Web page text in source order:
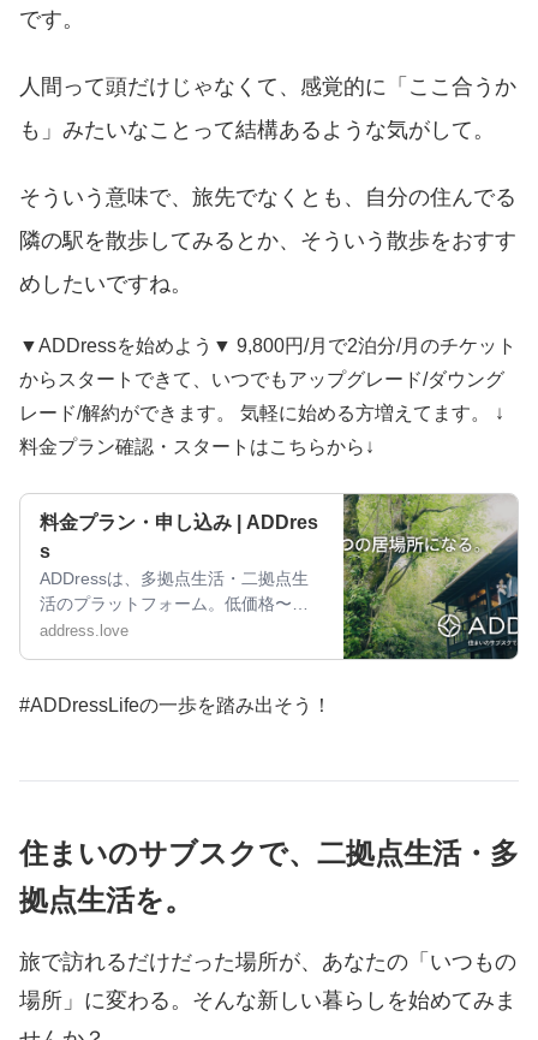
です。
人間って頭だけじゃなくて、感覚的に「ここ合うか
も」みたいなことって結構あるような気がして。
そういう意味で、旅先でなくとも、自分の住んでる
隣の駅を散歩してみるとか、そういう散歩をおすす
めしたいですね。
▼ADDressを始めよう▼ 9,800円/月で2泊分/月のチケット
からスタートできて、いつでもアップグレード/ダウング
レード/解約ができます。 気軽に始める方増えてます。 ↓
料金プラン確認・スタートはこちらから↓
料金プラン・申し込み | ADDres
s
ADDressは、多拠点生活・二拠点生
活のプラットフォーム。低価格〜充
実プランまで、複数のプランをご用
address.love
#ADDressLifeの一歩を踏み出そう！
住まいのサブスクで、二拠点生活・多
拠点生活を。
旅で訪れるだけだった場所が、あなたの「いつもの
場所」に変わる。 そんな新しい暮らしを始めてみま